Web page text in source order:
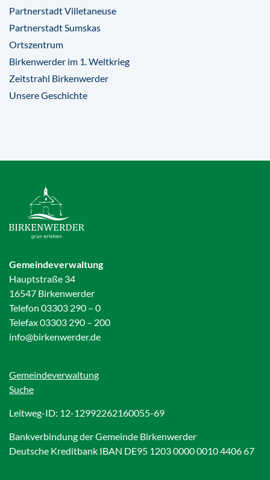
Partnerstadt Villetaneuse
Partnerstadt Sumskas
Ortszentrum
Birkenwerder im 1. Weltkrieg
Zeitstrahl Birkenwerder
Unsere Geschichte
Gemeindeverwaltung
Hauptstraße 34
16547 Birkenwerder
Telefon 03303 290 – 0
Telefax 03303 290 – 200
info@birkenwerder.de
Gemeindeverwaltung
Suche
Leitweg-ID: 12-12992262160055-69
Bankverbindung der Gemeinde Birkenwerder
Deutsche Kreditbank IBAN DE95 1203 0000 0010 4406 67